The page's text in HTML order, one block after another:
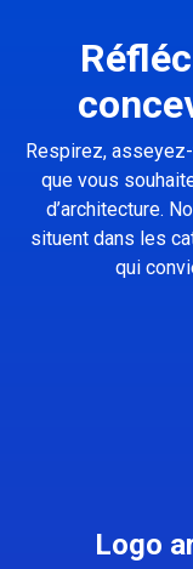
Respirez,
que vous
d’architecture.
situent dans les
qui
Logo